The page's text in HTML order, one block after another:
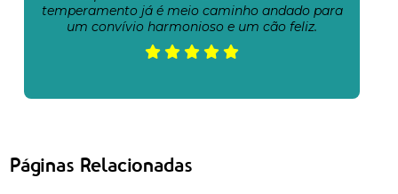
temperamento já é meio caminho andado para
um convívio harmonioso e um cão feliz.
Páginas Relacionadas